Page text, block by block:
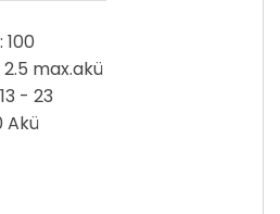
max.akü
- 23
Akü